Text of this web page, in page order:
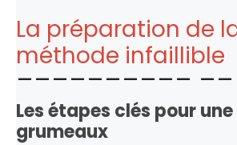
La préparation de
méthode infaillible
Les étapes clés pour
grumeaux